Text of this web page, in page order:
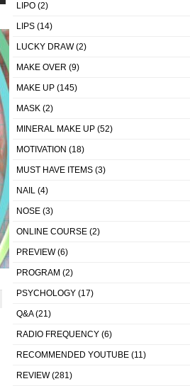
LIPO (2)
LIPS (14)
LUCKY DRAW(2)
MAKE OVER (9)
MAKE UP (145)
MASK (2)
MINERAL MAKE UP (52)
MOTIVATION (18)
MUST HAVE ITEMS (3)
NAIL (4)
NOSE (3)
ONLINE COURSE (2)
PREVIEW(6)
PROGRAM (2)
PSYCHOLOGY (17)
Q&A(21)
RADIO FREQUENCY (6)
RECOMMENDED YOUTUBE (11)
REVIEW(281)